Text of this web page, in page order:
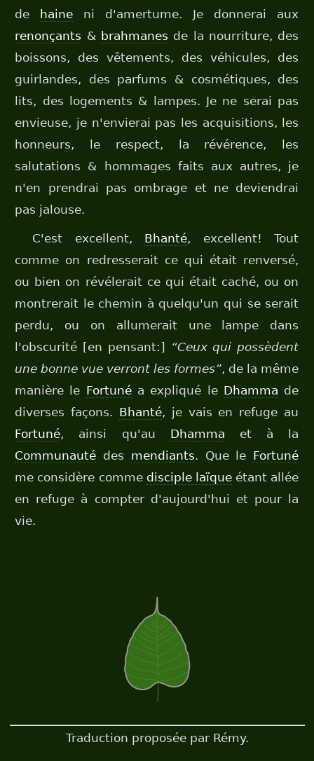
de
haine ni d'amertume. Je donnerai aux
renonçants & brahmanes de la nourriture, des
boissons, des vêtements, des véhicules, des
guirlandes, des parfums & cosmétiques, des
lits, des logements & lampes. Je ne serai pas
envieuse, je n'envierai pas les acquisitions, les
honneurs, le respect, la révérence, les
salutations & hommages faits aux autres, je
n'en prendrai pas ombrage et ne deviendrai
pas jalouse.
C'est excellent, Bhanté, excellent! Tout
comme on redresserait ce qui était renversé,
ou bien on révélerait ce qui était caché, ou on
montrerait le chemin à quelqu'un qui se serait
perdu, ou on allumerait une lampe dans
l'obscurité [en pensant:]
“Ceux qui possèdent
une bonne vue verront les formes”, de la même
manière le Fortunéa expliqué le Dhamma de
diverses façons. Bhanté, je vais en refuge au
Fortuné, ainsi qu'au Dhamma et à la
Communauté des mendiants. Que le Fortuné
me considère comme disciple laïqueétant allée
en refuge à compter d'aujourd'hui et pour la
vie.
Traduction proposée par Rémy.